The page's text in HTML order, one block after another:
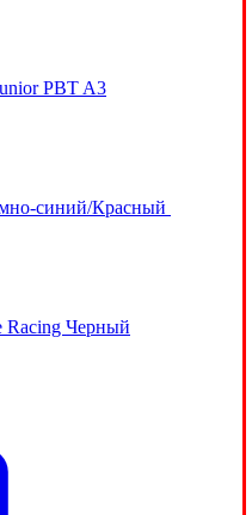
PBT A3
синий/Красный
Racing Черный